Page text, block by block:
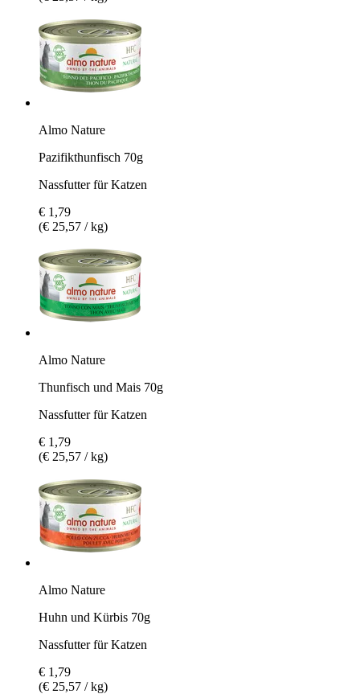
Almo Nature
Pazifikthunfisch 70g
Nassfutter für Katzen
€ 1,79
(€ 25,57 / kg)
Almo Nature
Thunfisch und Mais 70g
Nassfutter für Katzen
€ 1,79
(€ 25,57 / kg)
Almo Nature
Huhn und Kürbis 70g
Nassfutter für Katzen
€ 1,79
(€ 25,57 / kg)